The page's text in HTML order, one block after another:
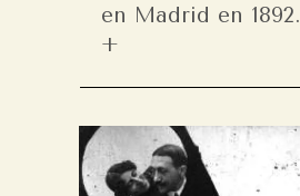
en Madrid en 1892.